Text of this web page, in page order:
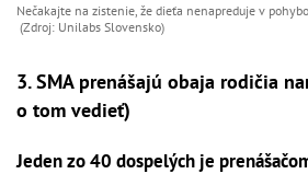
Nečakajte na zistenie, že dieťa nenapreduje v
(Zdroj: Unilabs Slovensko)
3. SMA prenášajú obaja rodičia
o tom vedieť)
Jeden zo 40 dospelých je